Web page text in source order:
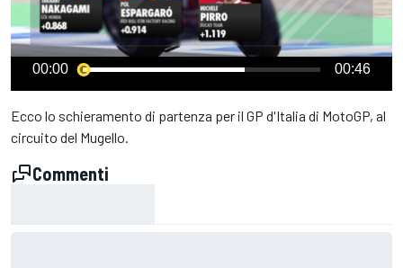
00:00 00:46
Ecco lo schieramento di partenza per il GP d'Italia di MotoGP, al
circuito del Mugello.
Commenti